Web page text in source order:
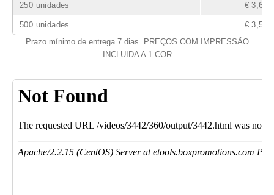
250 unidades € 3,69
500 unidades
€ 3,53
Prazo mínimo de entrega 7 dias. PREÇOS COM IMPRESSÃO
INCLUIDA A 1 COR